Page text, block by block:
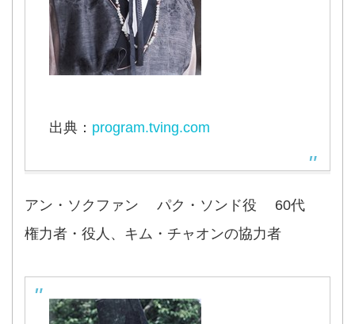
出典： program.tving.com
アン・ソクファン パク・ソンド役 60代
権力者・役人、キム・チャオンの協力者